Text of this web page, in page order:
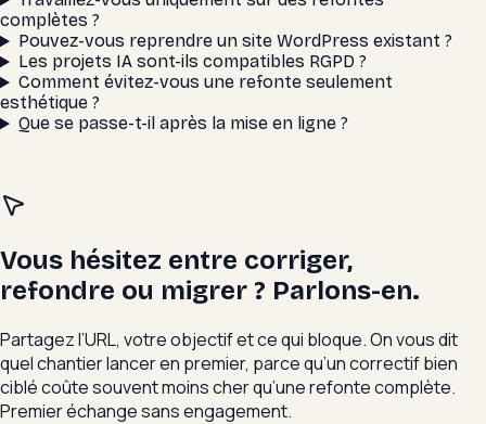
complètes ?
Pouvez-vous reprendre un site WordPress existant ?
Les projets IA sont-ils compatibles RGPD ?
Comment évitez-vous une refonte seulement
esthétique ?
Que se passe-t-il après la mise en ligne ?
Vous hésitez entre corriger,
refondre ou migrer ? Parlons-en.
Partagez l’URL, votre objectif et ce qui bloque. On vous dit
quel chantier lancer en premier, parce qu’un correctif bien
ciblé coûte souvent moins cher qu’une refonte complète.
Premier échange sans engagement.